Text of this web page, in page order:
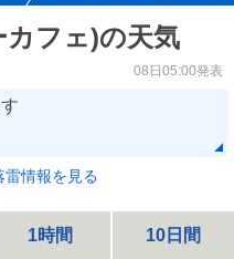
フェ)の天気
08日05:00発表
雷情報を見る
1時間 10日間